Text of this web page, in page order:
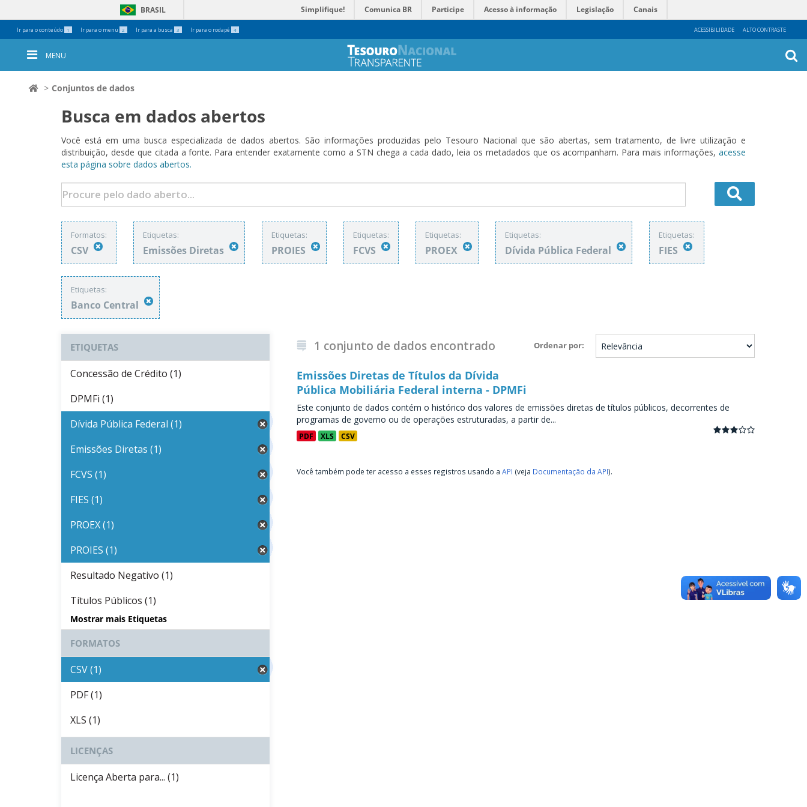
Ir para o conteúdo 1 Ir para o menu 2 Ir para a busca 3 Ir para o rodapé 4 ACESSIBILIDADE ALTO CONTRASTE
BRASIL Simplifique! Comunica BR Participe Acesso à informação Legislação Canais
Ferramentas
Pessoais
MENU
Conjuntos de dados
Busca em dados abertos
Você está em uma busca especializada de dados abertos. São informações produzidas pelo Tesouro Nacional que são abertas, sem tratamento, de livre utilização e
distribuição, desde que citada a fonte. Para entender exatamente como a STN chega a cada dado, leia os metadados que os acompanham. Para mais informações, acesse
esta página sobre dados abertos.
Formatos:
CSV
Etiquetas:
Emissões Diretas
Etiquetas:
PROIES
Etiquetas:
FCVS
Etiquetas:
PROEX
Etiquetas:
Dívida Pública Federal
Etiquetas:
FIES
Etiquetas:
Banco Central
Ordenar por
1 conjunto de dados encontrado
Emissões Diretas de Títulos da Dívida
Pública Mobiliária Federal interna - DPMFi
Este conjunto de dados contém o histórico dos valores de emissões diretas de títulos públicos, decorrentes de
programas de governo ou de operações estruturadas, a partir de...
PDF XLS CSV
Você também pode ter acesso a esses registros usando a API (veja Documentação da API).
ETIQUETAS
Concessão de Crédito (1)
DPMFi (1)
Dívida Pública Federal (1)
Emissões Diretas (1)
FCVS (1)
FIES (1)
PROEX (1)
PROIES (1)
Resultado Negativo (1)
Títulos Públicos (1)
Mostrar mais Etiquetas
FORMATOS
CSV (1)
PDF (1)
XLS (1)
LICENÇAS
Licença Aberta para... (1)